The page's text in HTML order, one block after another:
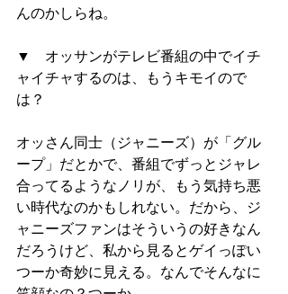
んのかしらね。
▼　オッサンがテレビ番組の中でイチ
ャイチャするのは、もうキモイので
は？
オッさん同士（ジャニーズ）が「グル
ープ」だとかで、番組でずっとジャレ
合ってるようなノリが、もう気持ち悪
い時代なのかもしれない。だから、ジ
ャニーズファンはそういうの好きなん
だろうけど、私から見るとゲイっぽい
つーか奇妙に見える。なんでそんなに